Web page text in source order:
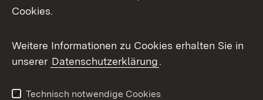
Messenger
Social Wall
X / Twitter
Youtube
Cookies.
Weitere Informationen zu Cookies erhalten Sie in
unserer Datenschutzerklärung.
Technisch notwendige Cookies